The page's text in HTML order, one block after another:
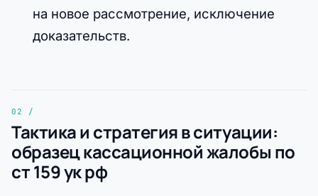
на новое рассмотрение, исключение
доказательств.
Тактика и стратегия в ситуации:
образец кассационной жалобы по
ст 159 ук рф